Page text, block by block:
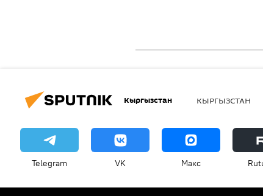
Кыргызстан КЫРГЫЗСТАН
Telegram VK Макс